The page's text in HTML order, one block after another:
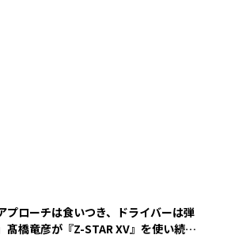
アプローチは食いつき、ドライバーは弾
髙橋竜彦が『Z-STAR XV』を使い続け